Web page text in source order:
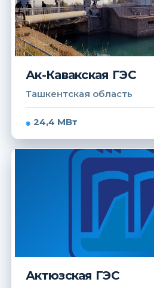
Ак-Кавакская ГЭС
Ташкентская область
24,4 МВт
Актюзская ГЭС